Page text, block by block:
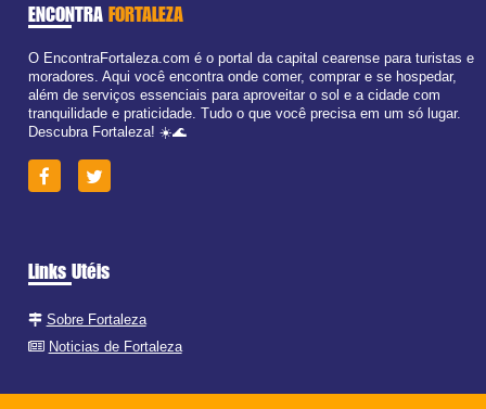
ENCONTRA FORTALEZA
O EncontraFortaleza.com é o portal da capital cearense para turistas e
moradores. Aqui você encontra onde comer, comprar e se hospedar,
além de serviços essenciais para aproveitar o sol e a cidade com
tranquilidade e praticidade. Tudo o que você precisa em um só lugar.
Descubra Fortaleza! ☀️🌊
Links Utéis
Sobre Fortaleza
Noticias de Fortaleza